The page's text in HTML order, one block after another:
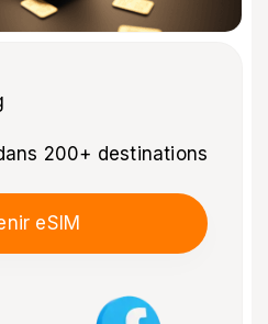
200+ destinations
eSIM